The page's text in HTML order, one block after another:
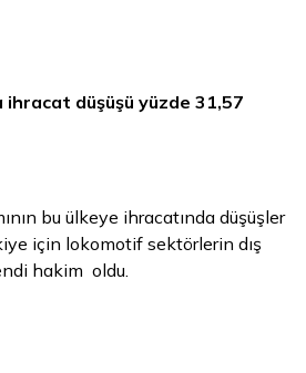
düşüşü yüzde 31,57
bu ülkeye ihracatında düşüşler
için lokomotif sektörlerin dış
hakim oldu.